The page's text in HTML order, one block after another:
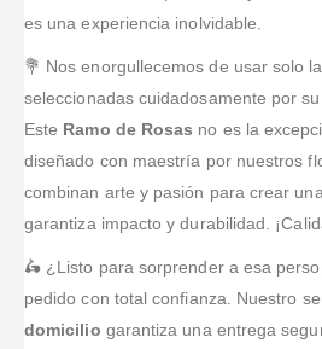
es una experiencia inolvidable.
💐 Nos enorgullecemos de usar solo
seleccionadas cuidadosamente por
Este Ramo de Rosas no es la
diseñado con maestría por nuestros
combinan arte y pasión para crear
garantiza impacto y durabilidad.
🛵 ¿Listo para sorprender a esa
pedido con total confianza. Nuestro
domicilio garantiza una entrega